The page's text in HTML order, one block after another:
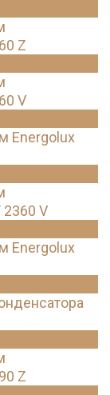
Z
V
Energolux
2360 V
Energolux
Z